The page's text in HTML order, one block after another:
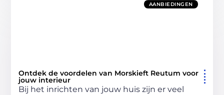
AANBIEDINGEN
Ontdek de voordelen van Morskieft Reutum voor
jouw interieur
Bij het inrichten van jouw huis zijn er veel